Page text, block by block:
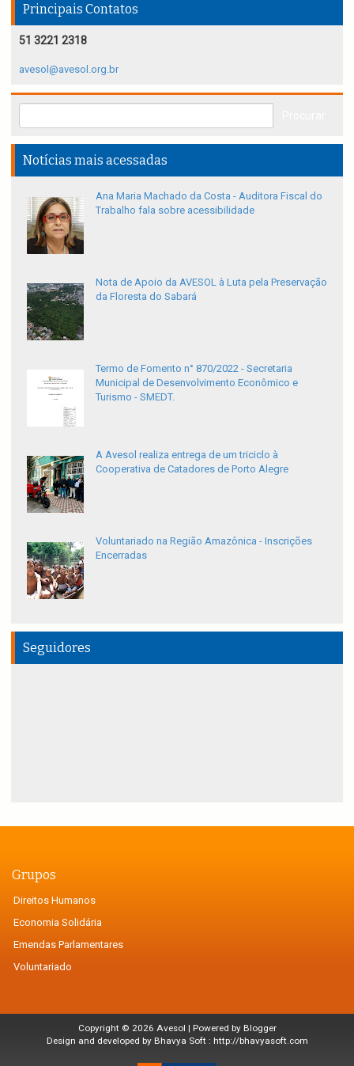
Principais Contatos
51 3221 2318
avesol@avesol.org.br
Notícias mais acessadas
Ana Maria Machado da Costa - Auditora Fiscal do
Trabalho fala sobre acessibilidade
Nota de Apoio da AVESOL à Luta pela Preservação
da Floresta do Sabará
Termo de Fomento n° 870/2022 - Secretaria
Municipal de Desenvolvimento Econômico e
Turismo - SMEDT.
A Avesol realiza entrega de um triciclo à
Cooperativa de Catadores de Porto Alegre
Voluntariado na Região Amazônica - Inscrições
Encerradas
Seguidores
Grupos
Direitos Humanos
Economia Solidária
Emendas Parlamentares
Voluntariado
Copyright © 2026 Avesol | Powered by Blogger
Design and developed by Bhavya Soft : http://bhavyasoft.com